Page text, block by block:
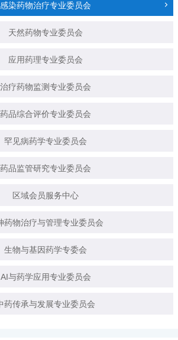
染药物治疗专业委员会
天然药物专业委员会
应用药理专业委员会
治疗药物监测专业委员会
药品综合评价专业委员会
罕见病药学专业委员会
药品监管研究专业委员会
区域会员服务中心
药物治疗与管理专业委员会
生物与基因药学专委会
AI与药学应用专业委员会
药传承与发展专业委员会